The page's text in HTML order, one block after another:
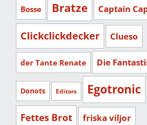
Bosse Bratze Captain
Clickclickdecker Clueso
der Tante Renate Die
Donots Editors Egotronic
Fettes Brot friska viljor